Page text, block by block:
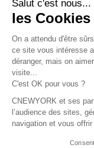
€ Euro
$ Dollar US
$ Dollar Canadien
₣ Franc Suisse
£ Livre sterling